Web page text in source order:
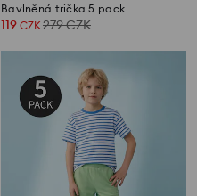
Bavlněná trička 5 pack
119 CZK 279CZK